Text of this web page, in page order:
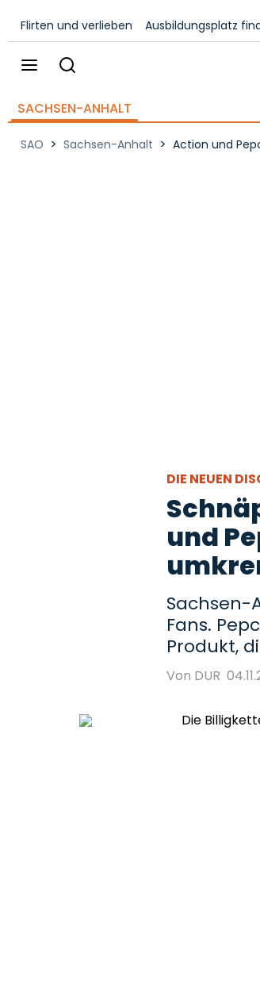
Flirten und verlieben Ausbildungsplatz
SACHSEN-ANHALT
SAO > Sachsen-Anhalt > Action und
DIE NEUEN
und
Sachsen-
Fans.
Produkt,
Von DUR